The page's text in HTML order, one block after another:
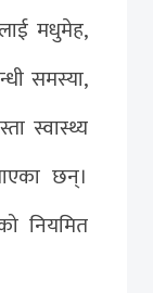
मधुमेह,
समस्या,
स्वास्थ्य
छन्।
नियमित